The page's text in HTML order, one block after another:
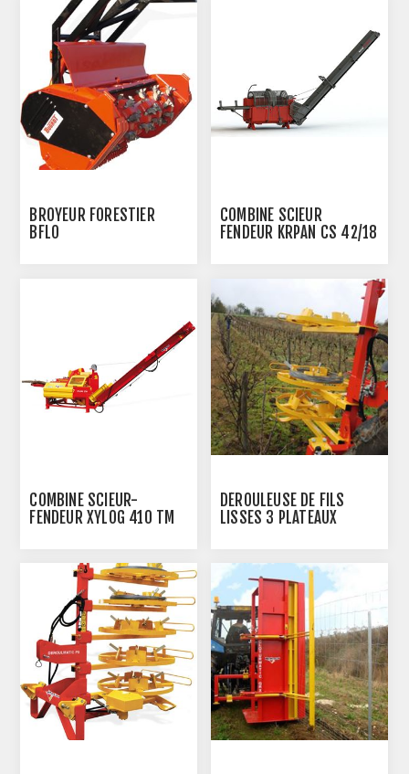
BROYEUR FORESTIER
BFLO
COMBINÉ SCIEUR
FENDEUR KRPAN CS 42/18
COMBINÉ SCIEUR-
FENDEUR XYLOG 410 TM
DÉROULEUSE DE FILS
LISSES 3 PLATEAUX